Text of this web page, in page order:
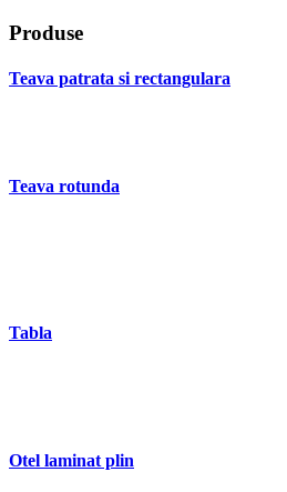
Produse
Teava patrata si rectangulara
Teava rotunda
Tabla
Otel laminat plin